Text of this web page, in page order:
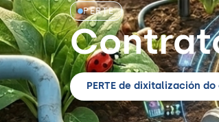
PERTE
PERTE de dixitalización